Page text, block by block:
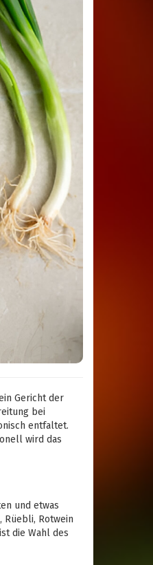
Gericht der
bei
entfaltet.
wird das
und etwas
Rüebli, Rotwein
die Wahl des